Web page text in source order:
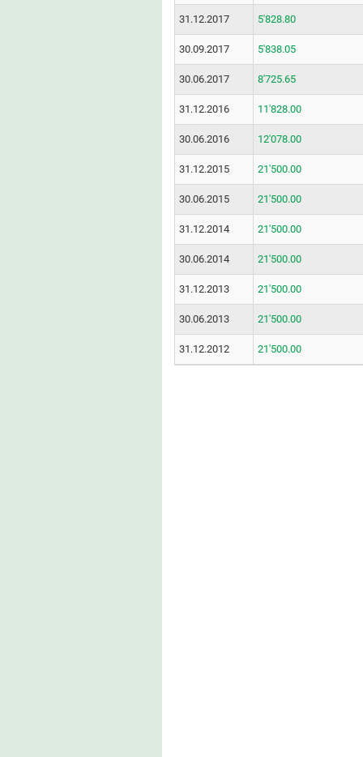
31.12.2017 5'828.80
30.09.2017 5'838.05
30.06.2017 8'725.65
31.12.2016 11'828.00
30.06.2016 12'078.00
31.12.2015 21'500.00
30.06.2015 21'500.00
31.12.2014 21'500.00
30.06.2014 21'500.00
31.12.2013 21'500.00
30.06.2013 21'500.00
31.12.2012 21'500.00